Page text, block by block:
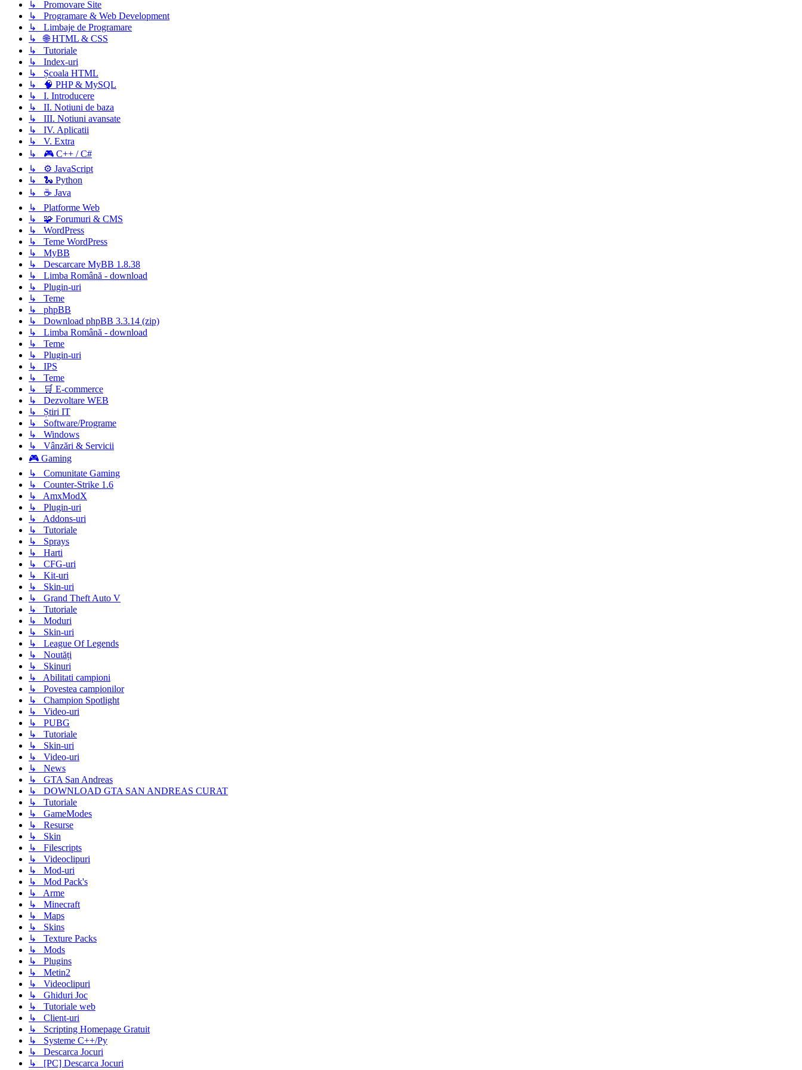
↳ Promovare Site
↳ Programare & Web Development
↳ Limbaje de Programare
↳ 🌐 HTML & CSS
↳ Tutoriale
↳ Index-uri
↳ Școala HTML
↳ 🧠 PHP & MySQL
↳ I. Introducere
↳ II. Notiuni de baza
↳ III. Notiuni avansate
↳ IV. Aplicatii
↳ V. Extra
↳ 🎮 C++ / C#
↳ ⚙️ JavaScript
↳ 🐍 Python
↳ ☕ Java
↳ Platforme Web
↳ 🧩 Forumuri & CMS
↳ WordPress
↳ Teme WordPress
↳ MyBB
↳ Descarcare MyBB 1.8.38
↳ Limba Română - download
↳ Plugin-uri
↳ Teme
↳ phpBB
↳ Download phpBB 3.3.14 (zip)
↳ Limba Română - download
↳ Teme
↳ Plugin-uri
↳ IPS
↳ Teme
↳ 🛒 E-commerce
↳ Dezvoltare WEB
↳ Știri IT
↳ Software/Programe
↳ Windows
↳ Vânzări & Servicii
🎮 Gaming
↳ Comunitate Gaming
↳ Counter-Strike 1.6
↳ AmxModX
↳ Plugin-uri
↳ Addons-uri
↳ Tutoriale
↳ Sprays
↳ Harti
↳ CFG-uri
↳ Kit-uri
↳ Skin-uri
↳ Grand Theft Auto V
↳ Tutoriale
↳ Moduri
↳ Skin-uri
↳ League Of Legends
↳ Noutăți
↳ Skinuri
↳ Abilitati campioni
↳ Povestea campionilor
↳ Champion Spotlight
↳ Video-uri
↳ PUBG
↳ Tutoriale
↳ Skin-uri
↳ Video-uri
↳ News
↳ GTA San Andreas
↳ DOWNLOAD GTA SAN ANDREAS CURAT
↳ Tutoriale
↳ GameModes
↳ Resurse
↳ Skin
↳ Filescripts
↳ Videoclipuri
↳ Mod-uri
↳ Mod Pack's
↳ Arme
↳ Minecraft
↳ Maps
↳ Skins
↳ Texture Packs
↳ Mods
↳ Plugins
↳ Metin2
↳ Videoclipuri
↳ Ghiduri Joc
↳ Tutoriale web
↳ Client-uri
↳ Scripting Homepage Gratuit
↳ Systeme C++/Py
↳ Descarca Jocuri
↳ [PC] Descarca Jocuri